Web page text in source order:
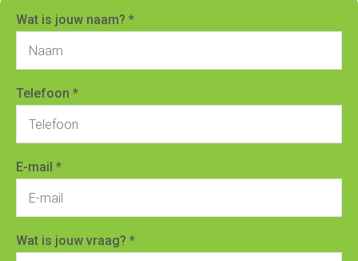
Wat is jouw naam? *
Telefoon *
E-mail *
Wat is jouw vraag? *